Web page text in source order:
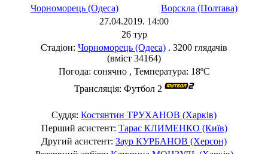
Чорноморець (Одеса)
Ворскла (Полтава)
27.04.2019. 14:00
26 тур
Стадіон: Чорноморець (Одеса) . 3200 глядачів
(вміст 34164)
Погода: сонячно , Температура: 18ºC
Трансляція: Футбол 2
Суддя: Костянтин ТРУХАНОВ (Харків)
Перший асистент: Тарас КЛИМЕНКО (Київ)
Другий асистент: Заур КУРБАНОВ (Херсон)